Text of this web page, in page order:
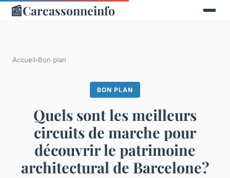
📰Carcassonneinfo
Accueil›Bon plan
BON PLAN
Quels sont les meilleurs
circuits de marche pour
découvrir le patrimoine
architectural de Barcelone?